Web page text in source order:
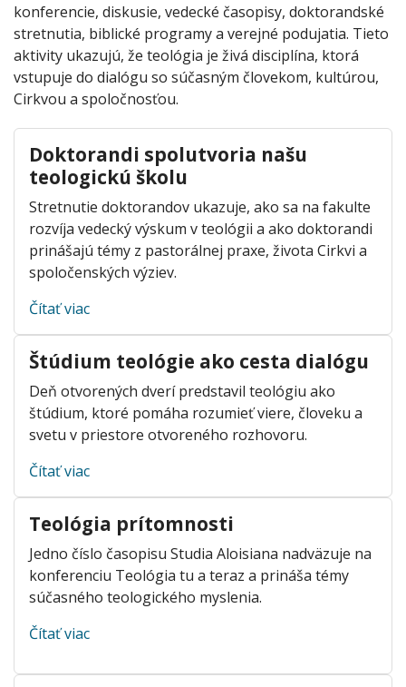
konferencie, diskusie, vedecké časopisy, doktorandské
stretnutia, biblické programy a verejné podujatia. Tieto
aktivity ukazujú, že teológia je živá disciplína, ktorá
vstupuje do dialógu so súčasným človekom, kultúrou,
Cirkvou a spoločnosťou.
Doktorandi spolutvoria našu
teologickú školu
Stretnutie doktorandov ukazuje, ako sa na fakulte
rozvíja vedecký výskum v teológii a ako doktorandi
prinášajú témy z pastorálnej praxe, života Cirkvi a
spoločenských výziev.
Čítať viac
Štúdium teológie ako cesta dialógu
Deň otvorených dverí predstavil teológiu ako
štúdium, ktoré pomáha rozumieť viere, človeku a
svetu v priestore otvoreného rozhovoru.
Čítať viac
Teológia prítomnosti
Jedno číslo časopisu Studia Aloisiana nadväzuje na
konferenciu Teológia tu a teraz a prináša témy
súčasného teologického myslenia.
Čítať viac